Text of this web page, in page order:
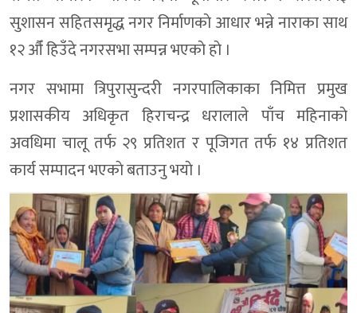
सुशासन सहितसमृद्ध नगर निर्माणकाे आधार भन्ने नाराका साथ
१२ औँ हिउँदे नगरसभा सम्पन्न भएकाे हाे ।
नगर सभामा त्रिपुरासुन्दरी नगरपालिकाका निमित्त प्रमुख
प्रशासकीय अधिकृत हिराचन्द्र धरालाले पाँच महिनाकाे
अवधिमा चालू तर्फ २९ प्रतिशत र पूजिगत तर्फ १४ प्रतिशत
कार्य सम्पादन भएकाे बताउनु भयाे ।